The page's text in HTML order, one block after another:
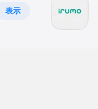
表示